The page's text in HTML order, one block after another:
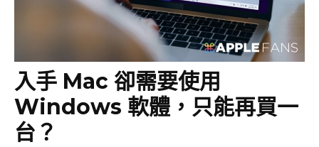
入手 Mac 卻需要使用
Windows 軟體，只能再買一
台？